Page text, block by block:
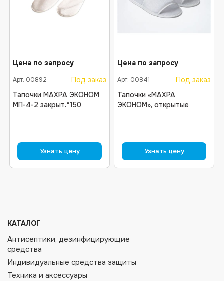
Цена по запросу
Арт. 00892
Под заказ
Тапочки МАХРА ЭКОНОМ
МП-4-2 закрыт.*150
Узнать цену
Цена по запросу
Арт. 00841
Под заказ
Тапочки «МАХРА
ЭКОНОМ», открытые
Узнать цену
КАТАЛОГ
Антисептики, дезинфицирующие
средства
Индивидуальные средства защиты
Техника и аксессуары
Нажимая кнопку “Отправить“ вы соглашаетесь с
политикой конфиденциальности